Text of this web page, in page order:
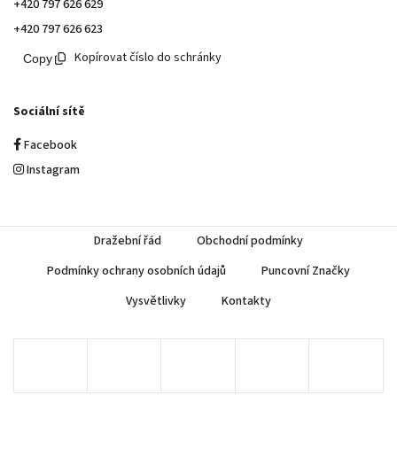
+420 797 626 629
+420 797 626 623
Kopírovat číslo do schránky
Sociální sítě
Facebook
Instagram
Dražební řád
Obchodní podmínky
Podmínky ochrany osobních údajů
Puncovní Značky
Vysvětlivky
Kontakty